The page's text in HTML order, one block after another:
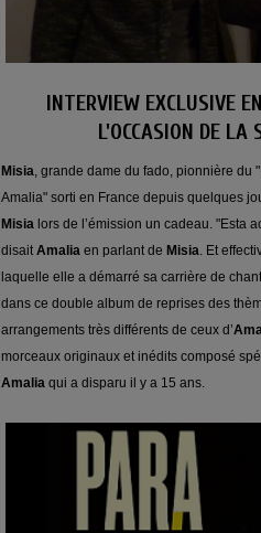
INTERVIEW EXCLUSIVE
L'OCCASION DE
Misia, grande dame du fado, pionnière du
Amalia" sorti en France depuis quelques
Misia lors de l’émission un cadeau. "Esta
disaitAmalia en parlant de Misia. Et
laquelle elle a démarré sa carrière de
dans ce double album de reprises des
arrangements très différents de ceux d’
morceaux originaux et inédits composé
Amalia qui a disparu il y a 15 ans.